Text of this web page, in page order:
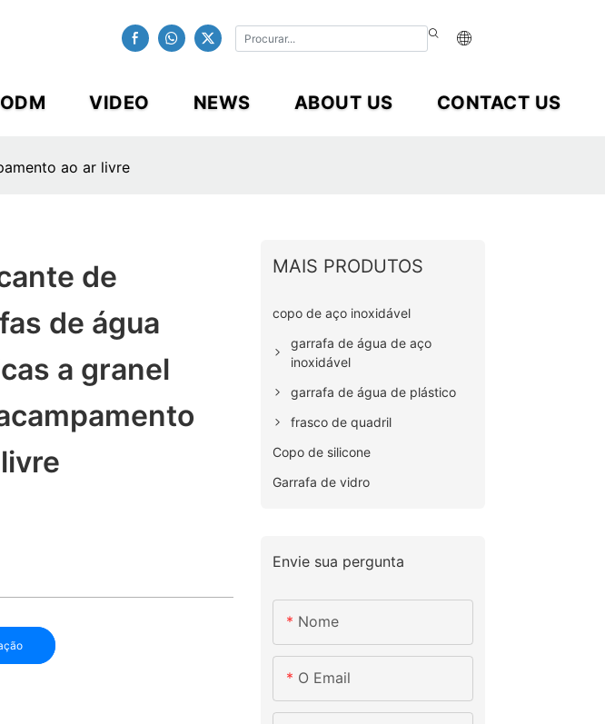
VIDEO NEWS ABOUT US CONTACT US
ao ar livre
de
de água
a granel
MAIS PRODUTOS
copo de aço inoxidável
garrafa de água de aço
inoxidável
garrafa de água de plástico
frasco de quadril
Copo de silicone
Garrafa de vidro
Envie sua pergunta
Nome
O Email